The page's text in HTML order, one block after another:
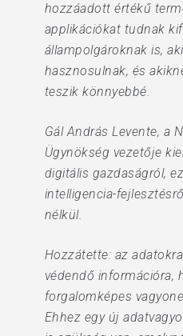
hozzáadott értékű
applikációkat tudnak
állampolgároknak is,
hasznosulnak, és
teszik könnyebbé.
Gál András Levente, a
Ügynökség vezetője
digitális gazdaságról,
intelligencia-
nélkül.
Hozzátette: az
védendő információra,
forgalomképes
Ehhez egy új